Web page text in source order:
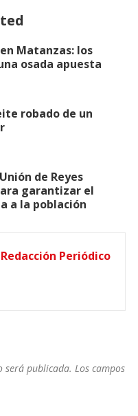
Matanzas: los
osada apuesta
robado de un
de Reyes
garantizar el
a la población
Redacción Periódico
será publicada. Los campos